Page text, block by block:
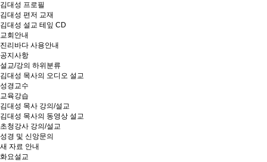
김대성 프로필
김대성 편저 교재
김대성 설교 테잎 CD
교회안내
진리바다 사용안내
공지사항
설교/강의 하위분류
김대성 목사의 오디오 설교
성경교수
교육강습
김대성 목사 강의/설교
김대성 목사의 동영상 설교
초청강사 강의/설교
성경 및 신앙문의
새 자료 안내
화요설교